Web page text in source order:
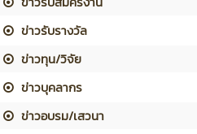
ข่าวรับรางวัล
ข่าวทุน/วิจัย
ข่าวบุคลากร
ข่าวอบรม/เสวนา